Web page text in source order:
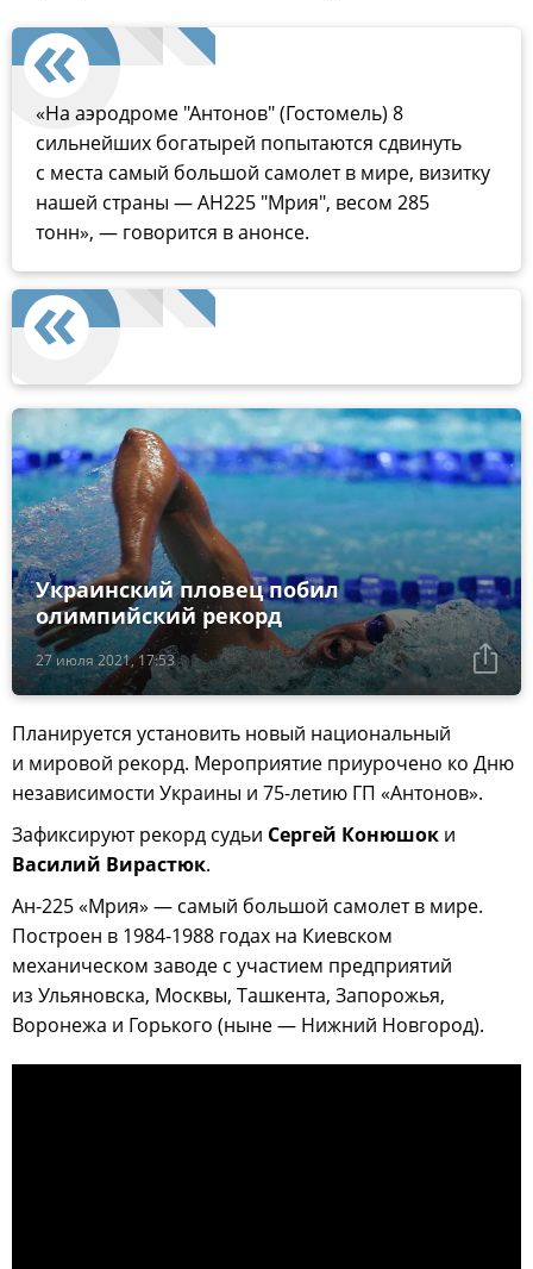
«На аэродроме "Антонов" (Гостомель) 8
сильнейших богатырей попытаются сдвинуть
с места самый большой самолет в мире, визитку
нашей страны — АН225 "Мрия", весом 285
тонн», — говорится в анонсе.
27 июля 2021, 17:53
Украинский пловец побил
олимпийский рекорд
Планируется установить новый национальный
и мировой рекорд. Мероприятие приурочено ко Дню
независимости Украины и 75-летию ГП «Антонов».
Зафиксируют рекорд судьи Сергей Конюшок и
Василий Вирастюк.
Ан-225 «Мрия» — самый большой самолет в мире.
Построен в 1984-1988 годах на Киевском
механическом заводе с участием предприятий
из Ульяновска, Москвы, Ташкента, Запорожья,
Воронежа и Горького (ныне — Нижний Новгород).